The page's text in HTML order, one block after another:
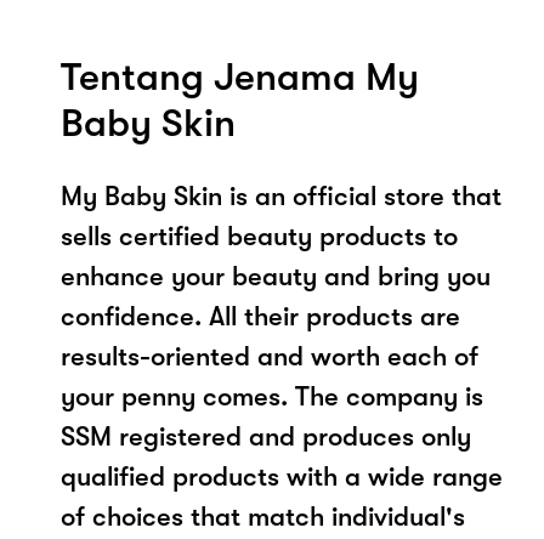
Tentang Jenama My
Baby Skin
My Baby Skin is an official store that
sells certified beauty products to
enhance your beauty and bring you
confidence. All their products are
results-oriented and worth each of
your penny comes. The company is
SSM registered and produces only
qualified products with a wide range
of choices that match individual's